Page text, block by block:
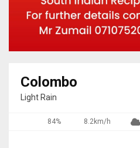
Colombo
Light Rain
84% 8.2km/h